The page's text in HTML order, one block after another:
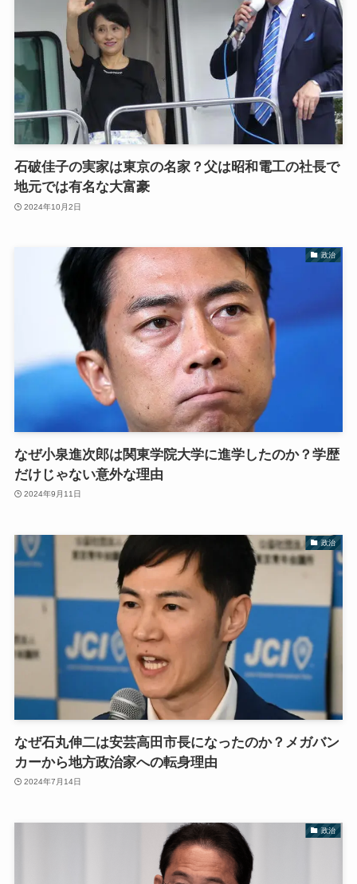
石破佳子の実家は東京の名家？父は昭和電工の社長で
地元では有名な大富豪
2024年10月2日
政治
なぜ小泉進次郎は関東学院大学に進学したのか？学歴
だけじゃない意外な理由
2024年9月11日
政治
なぜ石丸伸二は安芸高田市長になったのか？メガバン
カーから地方政治家への転身理由
2024年7月14日
政治